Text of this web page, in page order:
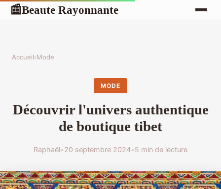
📰Beaute Rayonnante
Accueil›Mode
MODE
Découvrir l'univers authentique
de boutique tibet
Raphaël•20 septembre 2024•5 min de lecture